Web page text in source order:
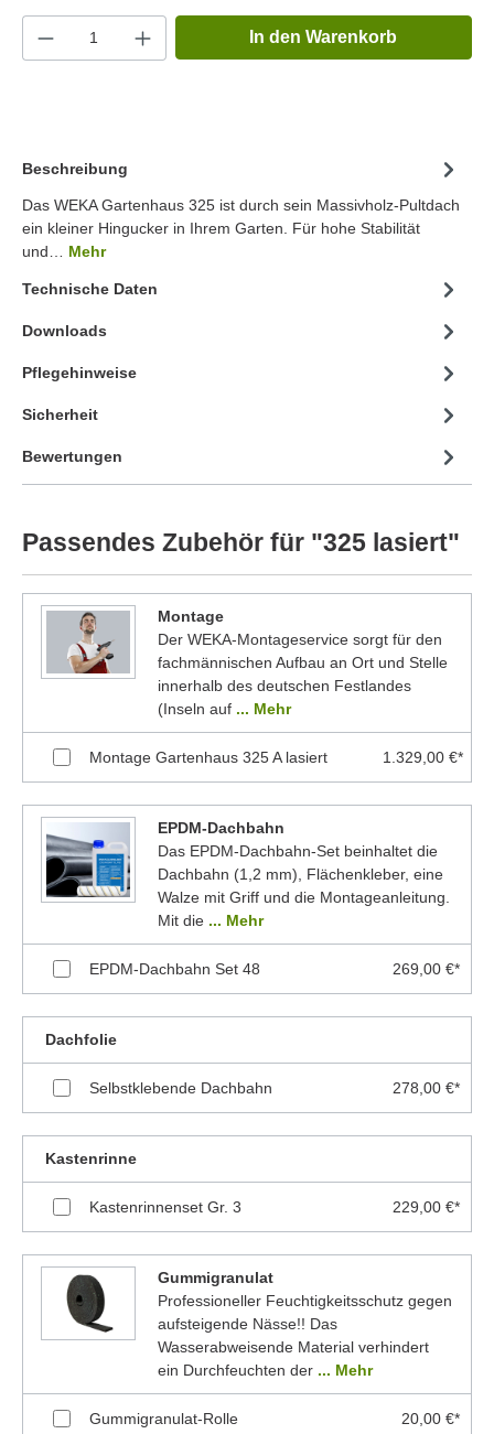
In den Warenkorb
Beschreibung
Das WEKA Gartenhaus 325 ist durch sein Massivholz-Pultdach
ein kleiner Hingucker in Ihrem Garten. Für hohe Stabilität
und… Mehr
Technische Daten
Downloads
Pflegehinweise
Sicherheit
Bewertungen
Passendes Zubehör für "325 lasiert"
Montage
Der WEKA-Montageservice sorgt für den
fachmännischen Aufbau an Ort und Stelle
innerhalb des deutschen Festlandes
(Inseln auf ... Mehr
Montage Gartenhaus 325 A lasiert 1.329,00 €*
EPDM-Dachbahn
Das EPDM-Dachbahn-Set beinhaltet die
Dachbahn (1,2 mm), Flächenkleber, eine
Walze mit Griff und die Montageanleitung.
Mit die ... Mehr
EPDM-Dachbahn Set 48 269,00 €*
Dachfolie
Selbstklebende Dachbahn 278,00 €*
Kastenrinne
Kastenrinnenset Gr. 3 229,00 €*
Gummigranulat
Professioneller Feuchtigkeitsschutz gegen
aufsteigende Nässe!! Das
Wasserabweisende Material verhindert
ein Durchfeuchten der ... Mehr
Gummigranulat-Rolle 20,00 €*